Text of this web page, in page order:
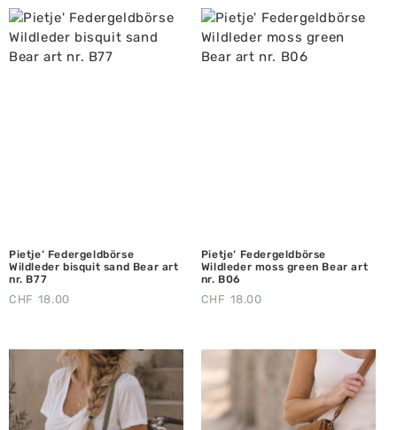
Pietje‘ Federgeldbörse
Wildleder bisquit sand Bear art
nr. B77
CHF 18.00
Pietje‘ Federgeldbörse
Wildleder moss green Bear art
nr. B06
CHF 18.00